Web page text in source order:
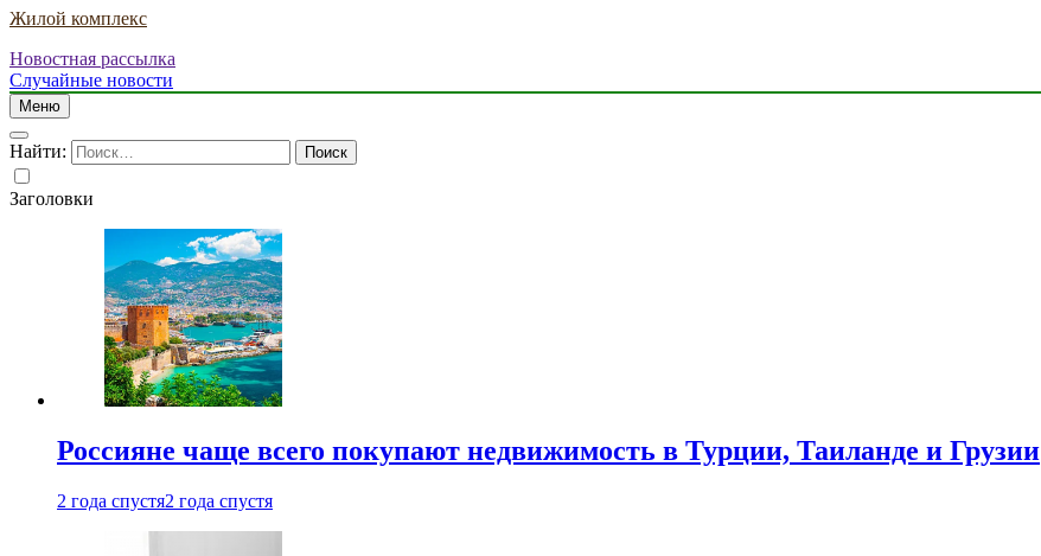
Жилой комплекс
Новостная рассылка
Случайные новости
Меню
Найти:
Заголовки
Россияне чаще всего покупают недвижимость в Турции, Таиланде и Грузии
2 года спустя2 года спустя